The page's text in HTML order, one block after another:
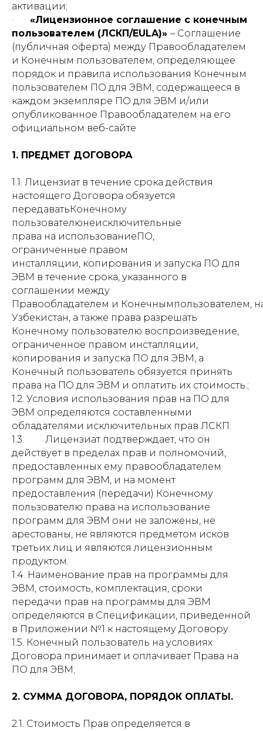
активации;
· «Лицензионное соглашение с конечным
пользователем (ЛСКП/EULA)» – Соглашение
(публичная оферта) между Правообладателем
и Конечным пользователем, определяющее
порядок и правила использования Конечным
пользователем ПО для ЭВМ, содержащееся в
каждом экземпляре ПО для ЭВМ и/или
опубликованное Правообладателем на его
официальном веб-сайте
1. ПРЕДМЕТ ДОГОВОРА
1.1. Лицензиат в течение срока действия
настоящего Договора обязуется
передаватьКонечному
пользователюнеисключительные
права на использованиеПО,
ограниченные правом
инсталляции, копирования и запуска ПО для
ЭВМ в течение срока, указанного в
соглашении между
Правообладателем и Конечнымпользователем,
Узбекистан, а также права разрешать
Конечному пользователю воспроизведение,
ограниченное правом инсталляции,
копирования и запуска ПО для ЭВМ, а
Конечный пользователь обязуется принять
права на ПО для ЭВМ и оплатить их стоимость.;
1.2. Условия использования прав на ПО для
ЭВМ определяются составленными
обладателями исключительных прав ЛСКП:
1.3. Лицензиат подтверждает, что он
действует в пределах прав и полномочий,
предоставленных ему правообладателем
программ для ЭВМ, и на момент
предоставления (передачи) Конечному
пользователю права на использование
программ для ЭВМ они не заложены, не
арестованы, не являются предметом исков
третьих лиц и являются лицензионным
продуктом.
1.4. Наименование прав на программы для
ЭВМ, стоимость, комплектация, сроки
передачи прав на программы для ЭВМ
определяются в Спецификации, приведенной
в Приложении №1 к настоящему Договору.
1.5. Конечный пользователь на условиях
Договора принимает и оплачивает Права на
ПО для ЭВМ;
2. СУММА ДОГОВОРА, ПОРЯДОК ОПЛАТЫ.
2.1. Стоимость Прав определяется в